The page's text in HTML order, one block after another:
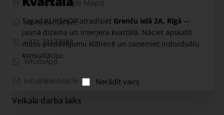
Tagad KLIKSHOP atradīsiet Grenču ielā 2A, Rīgā —
jaunā dizaina un interjera kvartālā. Nāciet apskatīt
mūsu piedāvājumu klātienē un saņemiet individuālu
konsultāciju.
Nerādīt vairs
Kā nokļūt (Google Maps)
Kā nokļūt (Waze)
+371 23177888
WhatsApp
info@klikshop.lv
Veikala darba laiks